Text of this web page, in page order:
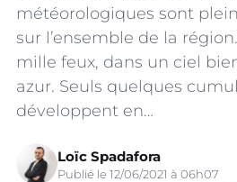
météorologiques sont
sur l’ensemble de la
mille feux, dans un ciel
azur. Seuls quelques
développent en…
Loïc Spadafora
Publié le 12/06/2021 à 06h07